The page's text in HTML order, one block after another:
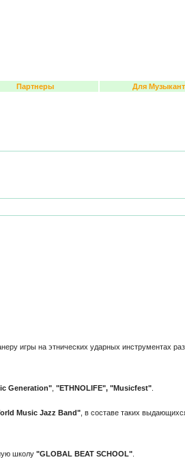
Партнеры Для
игры на этнических ударных инструментах
Generation", "ETHNOLIFE", "Musicfest".
Music Jazz Band", в составе таких
школу "GLOBAL BEAT SCHOOL".